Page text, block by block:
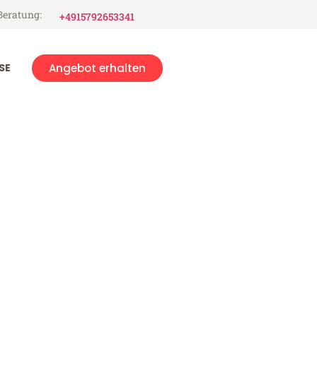
+4915792653341
Angebot erhalten